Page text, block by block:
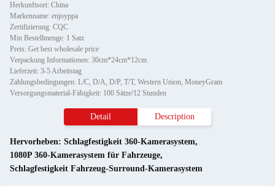
Herkunftsort: China
Markenname: enjoyppa
Zertifizierung: CQC
Min Bestellmenge: 1 Satz
Preis: Get best wholesale price
Verpackung Informationen: 30cm*24cm*12cm
Lieferzeit: 3-5 Arbeitstag
Zahlungsbedingungen: L/C, D/A, D/P, T/T, Western Union, MoneyGram
Versorgungsmaterial-Fähigkeit: 100 Sätze/12 Stunden
Detail Description
Hervorheben: Schlagfestigkeit 360-Kamerasystem,
1080P 360-Kamerasystem für Fahrzeuge,
Schlagfestigkeit Fahrzeug-Surround-Kamerasystem